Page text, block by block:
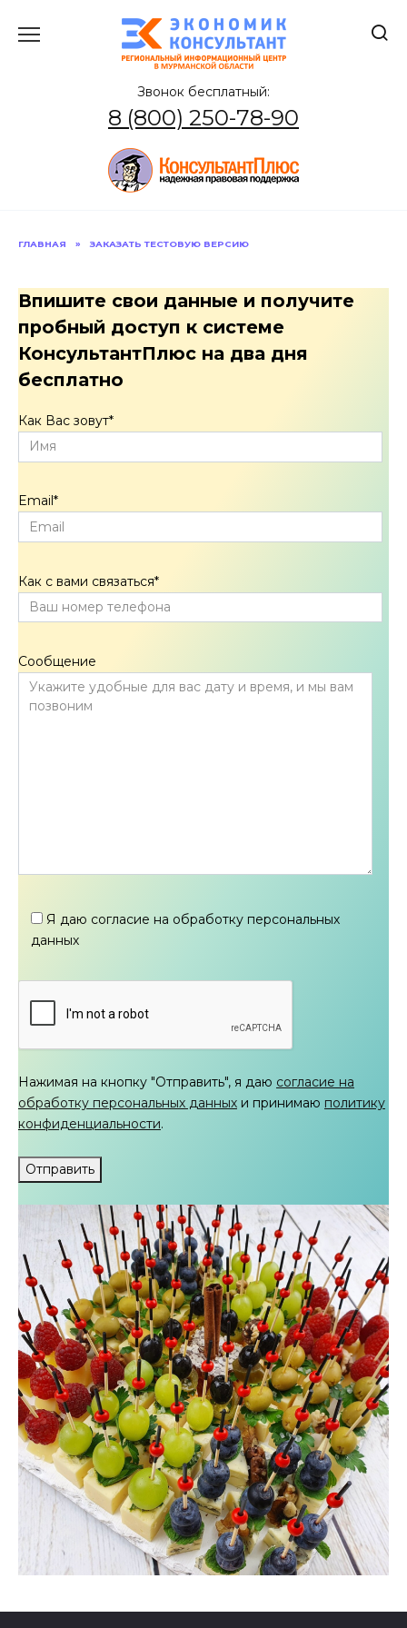
содержанию
Звонок бесплатный:
8 (800) 250-78-90
ГЛАВНАЯ » ЗАКАЗАТЬ ТЕСТОВУЮ ВЕРСИЮ
Впишите свои данные и получите
пробный доступ к системе
КонсультантПлюс на два дня
бесплатно
Как Вас зовут*
Email *
Как с вами связаться*
Сообщение
Я даю согласие на обработку персональных
данных
Нажимая на кнопку "Отправить", я даю согласие на
обработку персональных данных и принимаю политику
конфиденциальности.
Отправить